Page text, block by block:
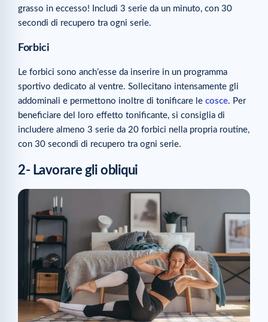
grasso in eccesso! Includi 3 serie da un minuto, con 30
secondi di recupero tra ogni serie.
Forbici
Le forbici sono anch’esse da inserire in un programma
sportivo dedicato al ventre. Sollecitano intensamente gli
addominali e permettono inoltre di tonificare le cosce. Per
beneficiare del loro effetto tonificante, si consiglia di
includere almeno 3 serie da 20 forbici nella propria routine,
con 30 secondi di recupero tra ogni serie.
2- Lavorare gli obliqui